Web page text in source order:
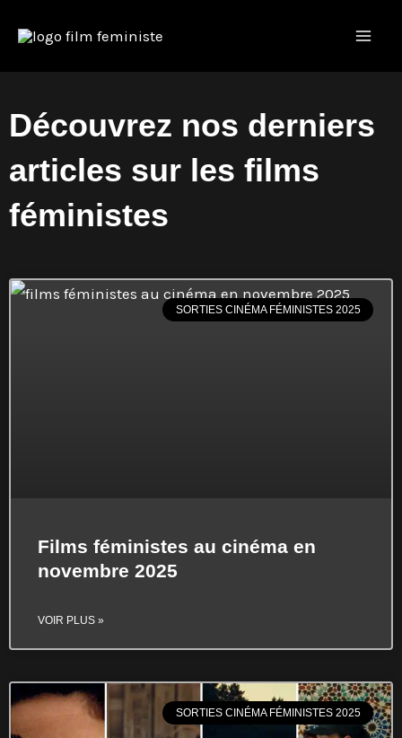
contenu
Découvrez nos derniers
articles sur les films
féministes
SORTIES CINÉMA FÉMINISTES 2025
Films féministes au cinéma en
novembre 2025
VOIR PLUS »
SORTIES CINÉMA FÉMINISTES 2025